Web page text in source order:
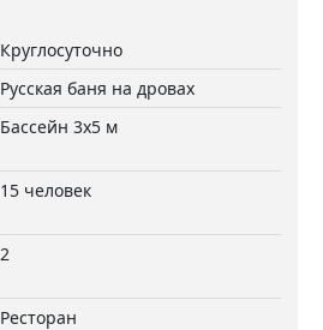
Круглосуточно
Русская баня на дровах
Бассейн 3х5 м
15 человек
2
Ресторан